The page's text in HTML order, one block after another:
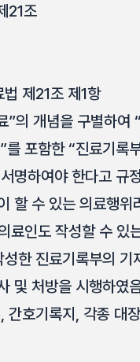
21조
제21조 제1항
”의 개념을 구별하
를 포함한 “진료기
명하여야 한다고 규
할 수 있는 의료행
료인도 작성할 수 있
한 진료기록부의
및 처방을 시행하였
간호기록지, 각종 대